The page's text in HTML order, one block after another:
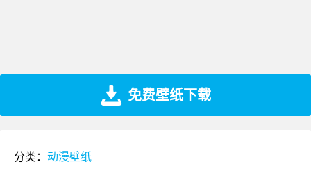
免费壁纸下载
分类： 动漫壁纸